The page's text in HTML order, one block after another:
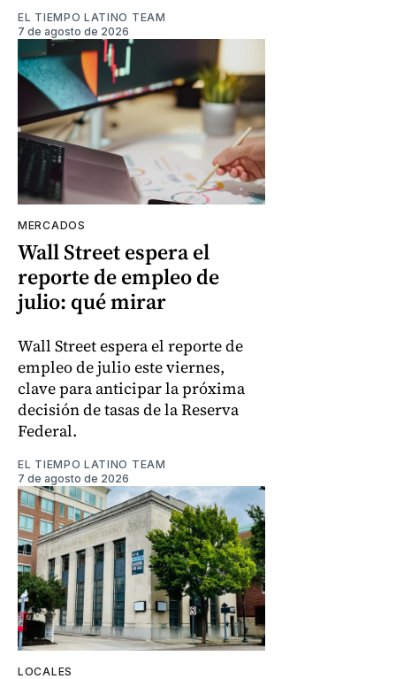
EL TIEMPO LATINO TEAM
7 de agosto de 2026
MERCADOS
Wall Street espera el
reporte de empleo de
julio: qué mirar
Wall Street espera el reporte de
empleo de julio este viernes,
clave para anticipar la próxima
decisión de tasas de la Reserva
Federal.
EL TIEMPO LATINO TEAM
7 de agosto de 2026
LOCALES